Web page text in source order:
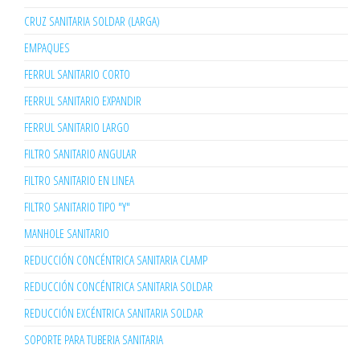
CRUZ SANITARIA SOLDAR (LARGA)
EMPAQUES
FERRUL SANITARIO CORTO
FERRUL SANITARIO EXPANDIR
FERRUL SANITARIO LARGO
FILTRO SANITARIO ANGULAR
FILTRO SANITARIO EN LINEA
FILTRO SANITARIO TIPO "Y"
MANHOLE SANITARIO
REDUCCIÓN CONCÉNTRICA SANITARIA CLAMP
REDUCCIÓN CONCÉNTRICA SANITARIA SOLDAR
REDUCCIÓN EXCÉNTRICA SANITARIA SOLDAR
SOPORTE PARA TUBERIA SANITARIA